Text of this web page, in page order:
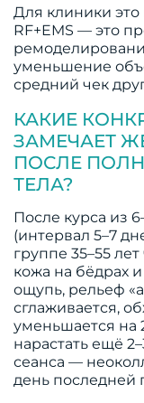
Для клиники
RF+EMS — это
уменьшение
средний чек
КАКИЕ
ЗАМЕЧАЕТ
ПОСЛЕ
ТЕЛА?
После курса из
(интервал 5–7
группе 35–55
кожа на бёдрах
ощупь, рельеф
сглаживается,
уменьшается на
нарастать ещё
сеанса —
день последней